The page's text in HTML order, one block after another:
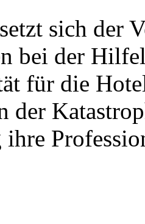
sich der
bei der
für die
der